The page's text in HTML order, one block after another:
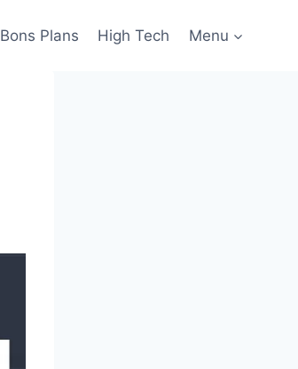
Bons Plans High Tech Menu